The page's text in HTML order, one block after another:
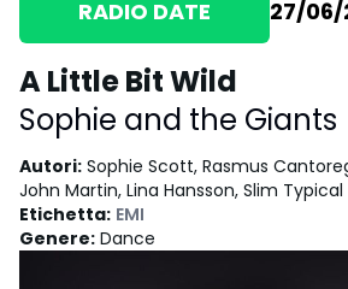
RADIO DATE 27/
A Little Bit Wild
Sophie and the Giants
Autori: Sophie Scott, Rasmus
John Martin, Lina Hansson, Slim Typical
Etichetta: EMI
Genere: Dance